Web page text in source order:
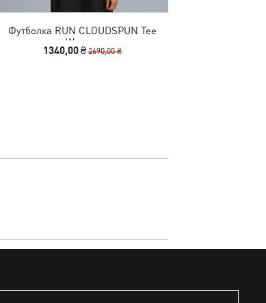
Футболка RUN CLOUDSPUN Tee
Women
1340,00 ₴2690,00 ₴